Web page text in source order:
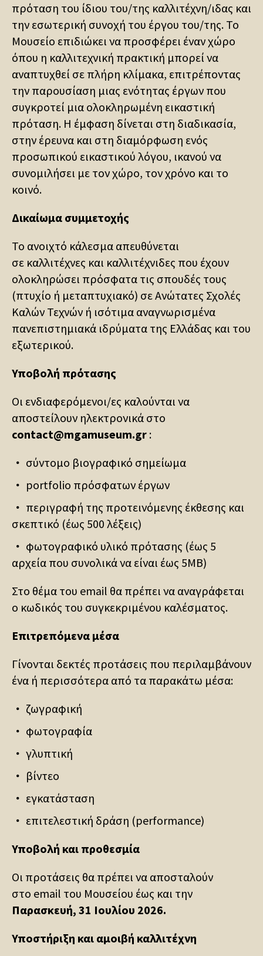
πρόταση του ίδιου του/της καλλιτέχνη/ιδας και
την εσωτερική συνοχή του έργου του/της. Το
Μουσείο επιδιώκει να προσφέρει έναν χώρο
όπου η καλλιτεχνική πρακτική μπορεί να
αναπτυχθεί σε πλήρη κλίμακα, επιτρέποντας
την παρουσίαση μιας ενότητας έργων που
συγκροτεί μια ολοκληρωμένη εικαστική
πρόταση. Η έμφαση δίνεται στη διαδικασία,
στην έρευνα και στη διαμόρφωση ενός
προσωπικού εικαστικού λόγου, ικανού να
συνομιλήσει με τον χώρο, τον χρόνο και το
κοινό.
Δικαίωμα συμμετοχής
Το ανοιχτό κάλεσμα απευθύνεται
σε καλλιτέχνες και καλλιτέχνιδες που έχουν
ολοκληρώσει πρόσφατα τις σπουδές τους
(πτυχίο ή μεταπτυχιακό) σε Ανώτατες Σχολές
Καλών Τεχνών ή ισότιμα αναγνωρισμένα
πανεπιστημιακά ιδρύματα της Ελλάδας και του
εξωτερικού.
Υποβολή πρότασης
Οι ενδιαφερόμενοι/ες καλούνται να
αποστείλουν ηλεκτρονικά στο
contact@mgamuseum.gr :
σύντομο βιογραφικό σημείωμα
portfolio πρόσφατων έργων
περιγραφή της προτεινόμενης έκθεσης και
σκεπτικό (έως 500 λέξεις)
φωτογραφικό υλικό πρότασης (έως 5
αρχεία που συνολικά να είναι έως 5MB)
Στο θέμα του email θα πρέπει να αναγράφεται
ο κωδικός του συγκεκριμένου καλέσματος.
Επιτρεπόμενα μέσα
Γίνονται δεκτές προτάσεις που περιλαμβάνουν
ένα ή περισσότερα από τα παρακάτω μέσα:
ζωγραφική
φωτογραφία
γλυπτική
βίντεο
εγκατάσταση
επιτελεστική δράση (performance)
Υποβολή και προθεσμία
Οι προτάσεις θα πρέπει να αποσταλούν
στο email του Μουσείου έως και την
Παρασκευή, 31 Ιουλίου 2026.
Υποστήριξη και αμοιβή καλλιτέχνη